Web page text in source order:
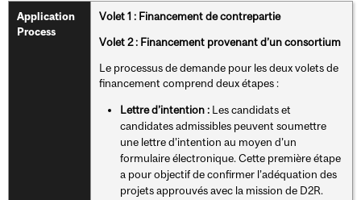
Application
Process
Volet 1 : Financement de contrepartie
Volet 2 : Financement provenant d’un consortium
Le processus de demande pour les deux volets de
financement comprend deux étapes :
Lettre d’intention : Les candidats et
candidates admissibles peuvent soumettre
une lettre d’intention au moyen d’un
formulaire électronique. Cette première étape
a pour objectif de confirmer l’adéquation des
projets approuvés avec la mission de D2R.